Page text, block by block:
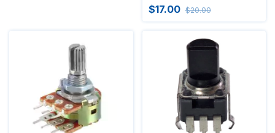
$17.00 $20.00